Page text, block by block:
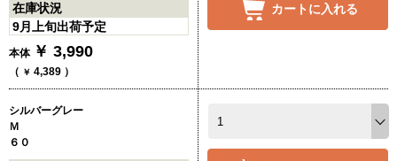
在庫状況
9月上旬出荷予定
本体 ￥ 3,990
（ ￥ 4,389 ）
カートに入れる
シルバーグレー
Ｍ
６０